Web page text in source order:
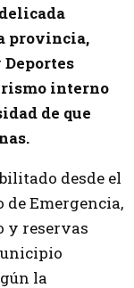
provincia,
interno
de que
desde el
de Emergencia,
y reservas
la